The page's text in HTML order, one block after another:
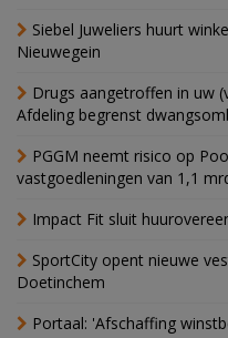
Siebel Juweliers huurt
Nieuwegein
Drugs aangetroffen in uw
Afdeling begrenst
PGGM neemt risico op
vastgoedleningen van 1,1
Impact Fit sluit
SportCity opent nieuwe
Doetinchem
Portaal: 'Afschaffing